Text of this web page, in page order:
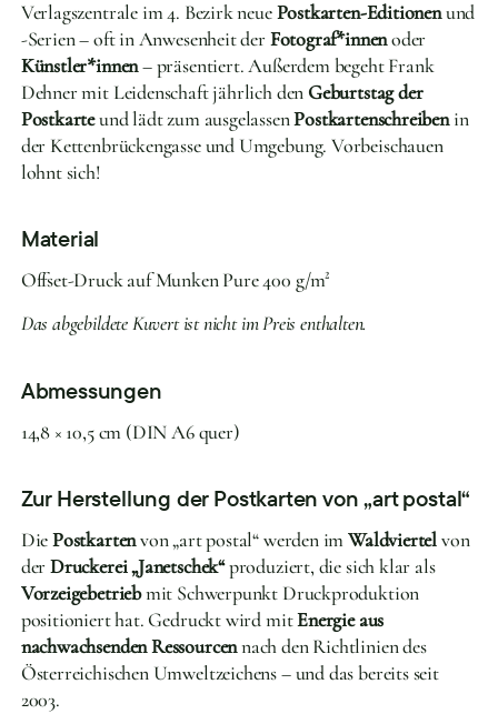
Verlagszentrale im 4. Bezirk neuePostkarten-Editionenund
-Serien – oft in Anwesenheit derFotograf*innenoder
Künstler*innen– präsentiert. Außerdem begeht Frank
Dehner mit Leidenschaft jährlich den Geburtstag der
Postkarteund lädt zum ausgelassenPostkartenschreibenin
der Kettenbrückengasse und Umgebung. Vorbeischauen
lohnt sich!
Material
Offset-Druck auf Munken Pure 400 g/m²
Das abgebildete Kuvert ist nicht im Preis enthalten.
Abmessungen
14,8 × 10,5 cm (DIN A6 quer)
Zur Herstellung der Postkarten von „art postal“
DiePostkartenvon „art postal“ werden imWaldviertelvon
derDruckerei „Janetschek“produziert, die sich klar als
Vorzeigebetriebmit Schwerpunkt Druckproduktion
positioniert hat. Gedruckt wird mitEnergie aus
nachwachsenden Ressourcennach den Richtlinien des
Österreichischen Umweltzeichens – und das bereits seit
2003.